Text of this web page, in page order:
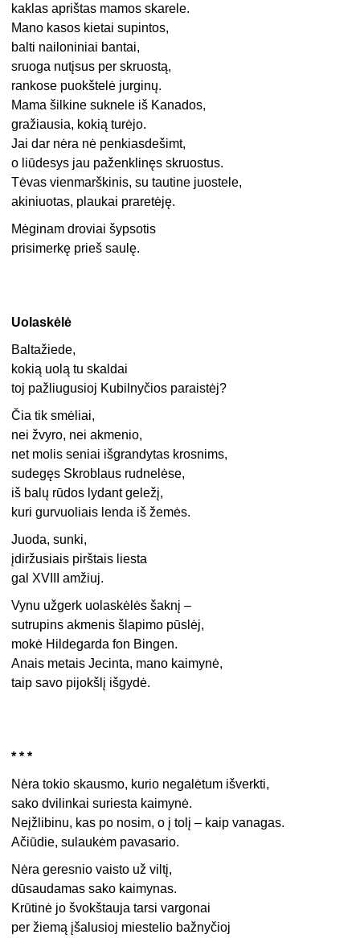
kaklas aprištas mamos skarele.
Mano kasos kietai supintos,
balti nailoniniai bantai,
sruoga nutįsus per skruostą,
rankose puokštelė jurginų.
Mama šilkine suknele iš Kanados,
gražiausia, kokią turėjo.
Jai dar nėra nė penkiasdešimt,
o liūdesys jau paženklinęs skruostus.
Tėvas vienmarškinis, su tautine juostele,
akiniuotas, plaukai praretėję.
Mėginam droviai šypsotis
prisimerkę prieš saulę.
Uolaskėlė
Baltažiede,
kokią uolą tu skaldai
toj pažliugusioj Kubilnyčios paraistėj?
Čia tik smėliai,
nei žvyro, nei akmenio,
net molis seniai išgrandytas krosnims,
sudegęs Skroblaus rudnelėse,
iš balų rūdos lydant geležį,
kuri gurvuoliais lenda iš žemės.
Juoda, sunki,
įdiržusiais pirštais liesta
gal XVIII amžiuj.
Vynu užgerk uolaskėlės šaknį –
sutrupins akmenis šlapimo pūslėj,
mokė Hildegarda fon Bingen.
Anais metais Jecinta, mano kaimynė,
taip savo pijokšlį išgydė.
* * *
Nėra tokio skausmo, kurio negalėtum išverkti,
sako dvilinkai suriesta kaimynė.
Neįžlibinu, kas po nosim, o į tolį – kaip vanagas.
Ačiūdie, sulaukėm pavasario.
Nėra geresnio vaisto už viltį,
dūsaudamas sako kaimynas.
Krūtinė jo švokštauja tarsi vargonai
per žiemą įšalusioj miestelio bažnyčioj